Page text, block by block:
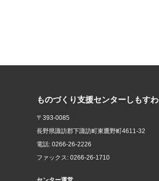
ものづくり支援センターしもすわ
〒393-0085
長野県諏訪郡下諏訪町東鷹野町4611-32
電話: 0266-26-2226
ファックス: 0266-26-1710